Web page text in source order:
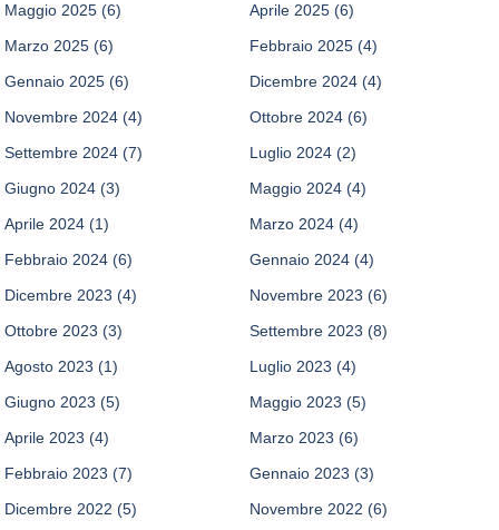
Maggio 2025 (6) Aprile 2025 (6)
Marzo 2025 (6) Febbraio 2025 (4)
Gennaio 2025 (6) Dicembre 2024 (4)
Novembre 2024 (4) Ottobre 2024 (6)
Settembre 2024 (7) Luglio 2024 (2)
Giugno 2024 (3) Maggio 2024 (4)
Aprile 2024 (1) Marzo 2024 (4)
Febbraio 2024 (6) Gennaio 2024 (4)
Dicembre 2023 (4) Novembre 2023 (6)
Ottobre 2023 (3) Settembre 2023 (8)
Agosto 2023 (1) Luglio 2023 (4)
Giugno 2023 (5) Maggio 2023 (5)
Aprile 2023 (4) Marzo 2023 (6)
Febbraio 2023 (7) Gennaio 2023 (3)
Dicembre 2022 (5) Novembre 2022 (6)